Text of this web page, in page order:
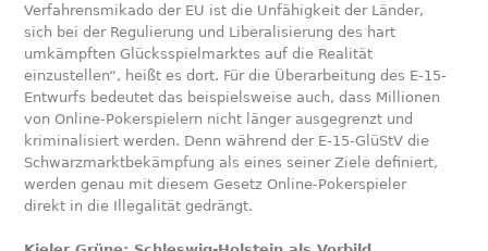
Verfahrensmikado der EU ist die Unfähigkeit der Länder,
sich bei der Regulierung und Liberalisierung des hart
umkämpften Glücksspielmarktes auf die Realität
einzustellen“, heißt es dort. Für die Überarbeitung des E-15-
Entwurfs bedeutet das beispielsweise auch, dass Millionen
von Online-Pokerspielern nicht länger ausgegrenzt und
kriminalisiert werden. Denn während der E-15-GlüStV die
Schwarzmarktbekämpfung als eines seiner Ziele definiert,
werden genau mit diesem Gesetz Online-Pokerspieler
direkt in die Illegalität gedrängt.